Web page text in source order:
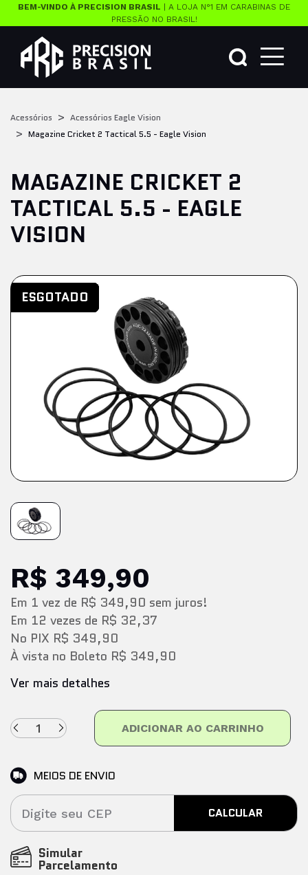
BEM-VINDO À PRECISION BRASIL | A LOJA N°1 EM CARABINAS DE
PRESSÃO NO BRASIL!
Acessórios
Acessórios Eagle Vision
Magazine Cricket 2 Tactical 5.5 - Eagle Vision
MAGAZINE CRICKET 2
TACTICAL 5.5 - EAGLE
VISION
ESGOTADO
ESGOTADO
ESGOTADO
ESGOTADO
R$ 349,90
Em 1 vez de R$ 349,90 sem juros!
Em 12 vezes de R$ 32,37
No PIX R$ 349,90
À vista no Boleto R$ 349,90
Ver mais detalhes
ADICIONAR AO CARRINHO
MEIOS DE ENVIO
CALCULAR
Simular
Parcelamento